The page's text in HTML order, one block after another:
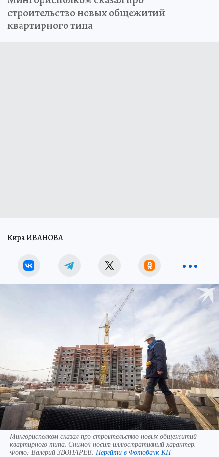
строительство новых общежитий
квартирного типа
Кира ИВАНОВА
Мингорисполком сказал про строительство новых общежитий
квартирного типа. Снимок носит иллюстративный характер.
Фото: Валерий ЗВОНАРЕВ. Перейти в Фотобанк КП